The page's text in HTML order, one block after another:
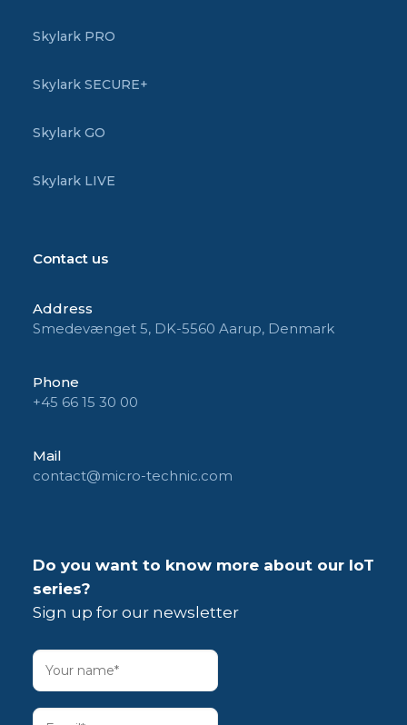
Skylark PRO
Skylark SECURE+
Skylark GO
Skylark LIVE
Contact us
Address
Smedevænget 5, DK-5560 Aarup, Denmark
Phone
+45 66 15 30 00
Mail
contact@micro-technic.com
Do you want to know more about our IoT
series?
Sign up for our newsletter